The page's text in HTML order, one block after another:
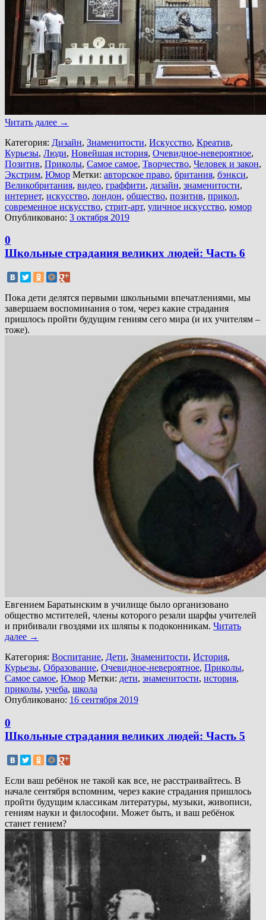
Читать далее →
Категория: Дизайн, Знаменитости, Искусство, Креатив,
Курьезы, Люди, Новейшая история, Очевидное-невероятное,
Позитив, Приколы, Самое самое, Творчество, Человек и закон,
Экстрим, Юмор Метки: авторское право, британия, бэнкси,
Великобритания, видео, граффити, дизайн, знаменитости,
интернет, искусство, лондон, общество, позитив, прикол,
современное искусство, стрит-арт, уличное искусство, юмор
Опубликовано: 3 октября 2019
0
Школьные страдания великих людей: Часть 6
Пока дети делятся первыми школьными впечатлениями, мы
завершаем воспоминания о том, через какие страдания
пришлось пройти будущим гениям сего мира (и их учителям –
тоже).
Евгением Баратынским в училище было организовано
общество мстителей, члены которого резали шарфы учителей
и прибивали гвоздями их шляпы к подоконникам. Читать
далее →
Категория: Воспитание, Дети, Знаменитости, История,
Курьезы, Образование, Очевидное-невероятное, Приколы,
Самое самое, Юмор Метки: дети, знаменитости, история,
приколы, учеба, школа
Опубликовано: 16 сентября 2019
0
Школьные страдания великих людей: Часть 5
Если ваш ребёнок не такой как все, не расстраивайтесь. В
начале сентября вспомним, через какие страдания пришлось
пройти будущим классикам литературы, музыки, живописи,
гениям науки и философии. Может быть, и ваш ребёнок
станет гением?